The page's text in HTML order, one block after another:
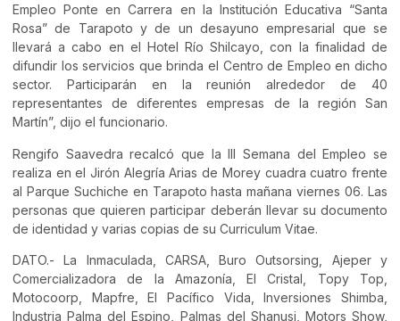
Empleo Ponte en Carrera en la Institución Educativa “Santa
Rosa” de Tarapoto y de un desayuno empresarial que se
llevará a cabo en el Hotel Río Shilcayo, con la finalidad de
difundir los servicios que brinda el Centro de Empleo en dicho
sector. Participarán en la reunión alrededor de 40
representantes de diferentes empresas de la región San
Martín”, dijo el funcionario.
Rengifo Saavedra recalcó que la III Semana del Empleo se
realiza en el Jirón Alegría Arias de Morey cuadra cuatro frente
al Parque Suchiche en Tarapoto hasta mañana viernes 06. Las
personas que quieren participar deberán llevar su documento
de identidad y varias copias de su Curriculum Vitae.
DATO.- La Inmaculada, CARSA, Buro Outsorsing, Ajeper y
Comercializadora de la Amazonía, El Cristal, Topy Top,
Motocoorp, Mapfre, El Pacífico Vida, Inversiones Shimba,
Industria Palma del Espino, Palmas del Shanusi, Motors Show,